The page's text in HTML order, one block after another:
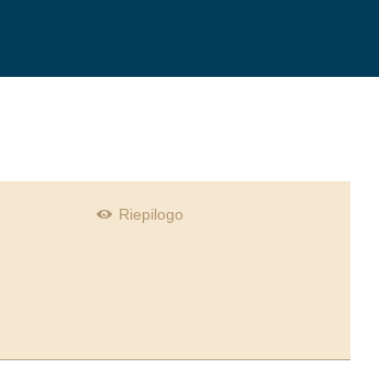
Riepilogo